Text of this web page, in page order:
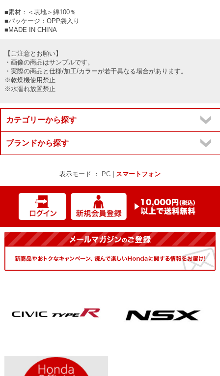
■素材：＜表地＞綿100％
■パッケージ：OPP袋入り
■MADE IN CHINA
【ご注意とお願い】
・画像の商品はサンプルです。
・実際の商品と仕様/加工/カラーが若干異なる場合があります。
※乾燥機使用禁止
※水濡れ放置禁止
カテゴリーから探す
ブランドから探す
表示モード ： PC スマートフォン